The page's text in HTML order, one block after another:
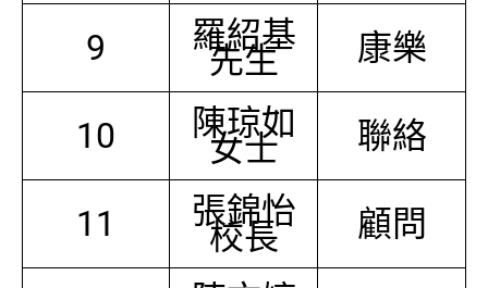
9 羅紹基
先生 康樂
10 陳琼如
女士 聯絡
11 張錦怡
校長 顧問